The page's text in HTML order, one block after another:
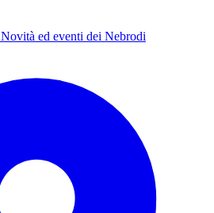
Novità ed eventi dei Nebrodi